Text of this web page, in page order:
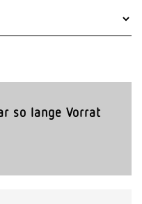
so lange Vorrat